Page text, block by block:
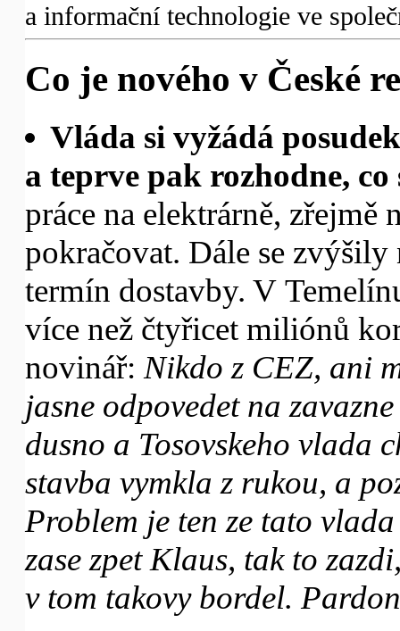
a informační technologie ve
Co je nového v České
Vláda si vyžádá
a teprve pak rozhodne, co
práce na elektrárně, zřejmě
pokračovat. Dále se
termín dostavby. V
více než čtyřicet miliónů
novinář:Nikdo z CEZ, ani
jasne odpovedet na
dusno a Tosovskeho vlada
stavba vymkla z rukou, a
Problem je ten ze tato
zase zpet Klaus, tak to
v tom takovy bordel.